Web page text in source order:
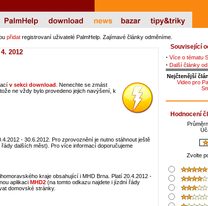
přidat registrovaní uživatelé PalmHelp. Zajímavé články odměníme.
2012
v sekci download . Nenechte se zmást
ne vždy bylo provedeno jejich navýšení, k
- 30.6.2012. Pro zprovoznění je nutno stáhnout ještě
dalších měst). Pro více informací doporučujeme
kraje obsahující i MHD Brna. Platí 20.4.2012 -
aplikaci MHD2(na tomto odkazu najdete i jízdní řády
domovské stránky.
Související
· Více o tématu
· Další články
Nejčtenější
Video pro
Hodnocení
Zvolte